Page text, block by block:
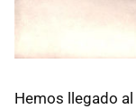
Hemos llegado al